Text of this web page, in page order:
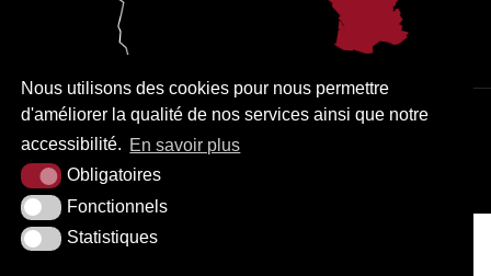
Nous utilisons des cookies pour nous permettre
d'améliorer la qualité de nos services ainsi que notre
accessibilité. En savoir plus
Obligatoires
Fonctionnels
Statistiques
PLAN DU SITE MENTIONS LÉGALES ACCESSIBILITÉ